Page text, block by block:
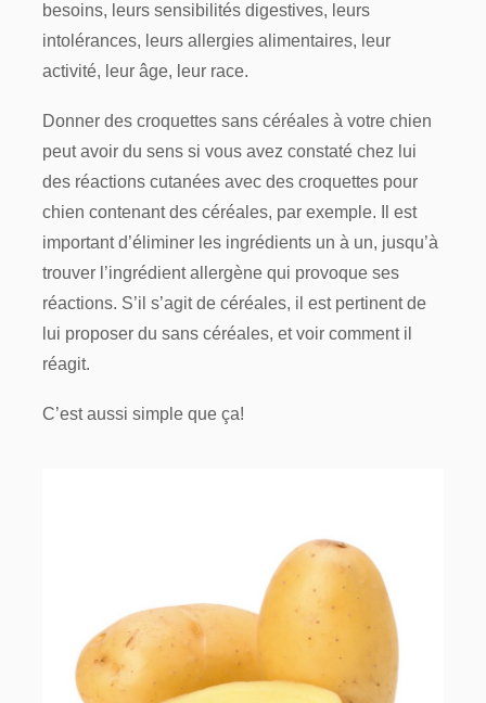
besoins, leurs sensibilités digestives, leurs
intolérances, leurs allergies alimentaires, leur
activité, leur âge, leur race.
Donner des croquettes sans céréales à votre chien
peut avoir du sens si vous avez constaté chez lui
des réactions cutanées avec des croquettes pour
chien contenant des céréales, par exemple. Il est
important d’éliminer les ingrédients un à un, jusqu’à
trouver l’ingrédient allergène qui provoque ses
réactions. S’il s’agit de céréales, il est pertinent de
lui proposer du sans céréales, et voir comment il
réagit.
C’est aussi simple que ça!